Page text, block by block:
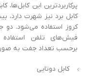
پرکاربردترین این
کابل برد نیز شهرت دارد،
کروز استفاده می‌شود. دو
فیش‌های تلفن استفاده
برحسب تعداد جفت به
کابل دوتایی